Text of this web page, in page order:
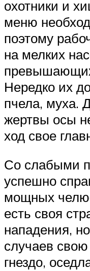
охотники и
меню
поэтому
на мелких
Нередко их
пчела, муха.
жертвы осы
ход свое
Со слабыми
успешно
мощных
есть своя
нападения,
случаев
гнездо,